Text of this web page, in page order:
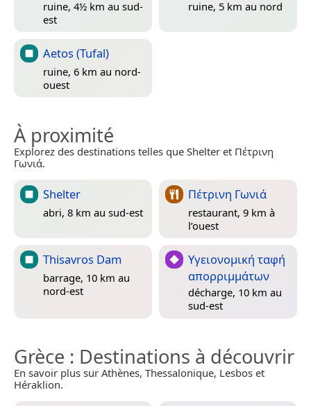
ruine, 4½ km au sud-
est
ruine, 5 km au nord
Aetos (Tufal)
ruine, 6 km au nord-
ouest
À proximité
Explorez des destinations telles que Shelter et Πέτρινη
Γωνιά.
Shelter
abri, 8 km au sud-est
Πέτρινη Γωνιά
restaurant, 9 km à
l’ouest
Thisavros Dam
barrage, 10 km au
nord-est
Yγειονομική ταφή
απορριμμάτων
décharge, 10 km au
sud-est
Grèce : Destinations à découvrir
En savoir plus sur Athènes, Thessalonique, Lesbos et
Héraklion.